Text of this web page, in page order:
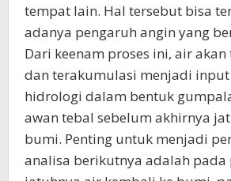
tempat lain. Hal tersebut bisa
adanya pengaruh angin yang
Dari keenam proses ini, air
dan terakumulasi menjadi
hidrologi dalam bentuk
awan tebal sebelum akhirnya
bumi. Penting untuk menjadi
analisa berikutnya adalah pada